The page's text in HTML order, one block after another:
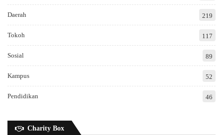
Daerah 219
Tokoh 117
Sosial 89
Kampus 52
Pendidikan 46
Charity Box